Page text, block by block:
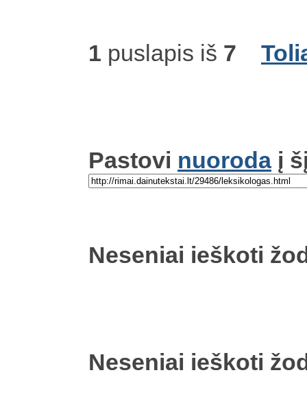
1 puslapis iš 7
Pastovi nuorodaį
Neseniai ieškoti
Neseniai ieškoti